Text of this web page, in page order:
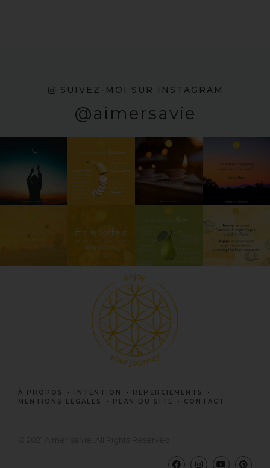
SUIVEZ-MOI SUR INSTAGRAM
@aimersavie
À PROPOS INTENTION
REMERCIEMENTS
MENTIONS LÉGALES
PLAN DU SITE CONTACT